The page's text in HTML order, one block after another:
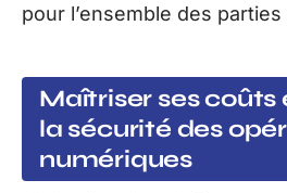
pour l’ensemble des
Maîtriser ses
la sécurité des
numériques